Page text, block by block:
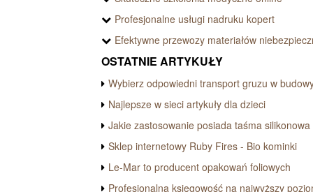
Profesjonalne usługi nadruku kopert
Efektywne przewozy materiałów
OSTATNIE ARTYKUŁY
Wybierz odpowiedni transport gruzu w
Najlepsze w sieci artykuły dla dzieci
Jakie zastosowanie posiada taśma silikonowa
Sklep internetowy Ruby Fires - Bio kominki
Le-Mar to producent opakowań foliowych
Profesjonalna księgowość na najwyższy